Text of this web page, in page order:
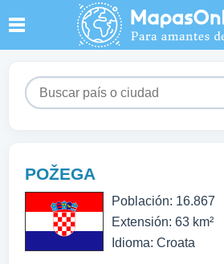
POŽEGA
Población: 16.867
Extensión: 63 km²
Idioma: Croata